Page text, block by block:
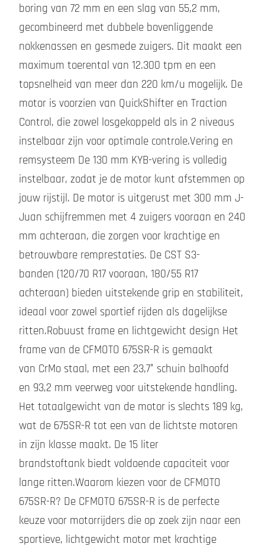
boring van 72 mm en een slag van 55,2 mm,
gecombineerd met dubbele bovenliggende
nokkenassen en gesmede zuigers. Dit maakt een
maximum toerental van 12.300 tpm en een
topsnelheid van meer dan 220 km/u mogelijk. De
motor is voorzien van QuickShifter en Traction
Control, die zowel losgekoppeld als in 2 niveaus
instelbaar zijn voor optimale controle.Vering en
remsysteem De 130 mm KYB-vering is volledig
instelbaar, zodat je de motor kunt afstemmen op
jouw rijstijl. De motor is uitgerust met 300 mm J-
Juan schijfremmen met 4 zuigers vooraan en 240
mm achteraan, die zorgen voor krachtige en
betrouwbare remprestaties. De CST S3-
banden (120/70 R17 vooraan, 180/55 R17
achteraan) bieden uitstekende grip en stabiliteit,
ideaal voor zowel sportief rijden als dagelijkse
ritten.Robuust frame en lichtgewicht design Het
frame van de CFMOTO 675SR-R is gemaakt
van CrMo staal, met een 23,7° schuin balhoofd
en 93,2 mm veerweg voor uitstekende handling.
Het totaalgewicht van de motor is slechts 189 kg,
wat de 675SR-R tot een van de lichtste motoren
in zijn klasse maakt. De 15 liter
brandstoftank biedt voldoende capaciteit voor
lange ritten.Waarom kiezen voor de CFMOTO
675SR-R? De CFMOTO 675SR-R is de perfecte
keuze voor motorrijders die op zoek zijn naar een
sportieve, lichtgewicht motor met krachtige